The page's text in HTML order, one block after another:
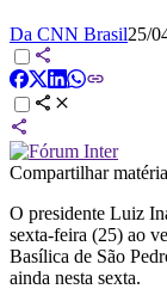
Da CNN Brasil25/
Compartilhar matéria
O presidente Luiz
sexta-feira (25) ao
Basílica de São
ainda nesta sexta.